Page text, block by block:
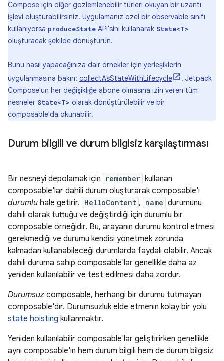
Compose için diğer gözlemlenebilir türleri okuyan bir uzantı
işlevi oluşturabilirsiniz. Uygulamanız özel bir observable sınıfı
kullanıyorsa produceState API'sini kullanarak State<T>
oluşturacak şekilde dönüştürün.
Bunu nasıl yapacağınıza dair örnekler için yerleşiklerin
uygulanmasına bakın: collectAsStateWithLifecycle
. Jetpack
Compose'un her değişikliğe abone olmasına izin veren tüm
nesneler State<T> olarak dönüştürülebilir ve bir
composable'da okunabilir.
Durum bilgili ve durum bilgisiz karşılaştırması
Bir nesneyi depolamak için remember kullanan
composable'lar dahili durum oluşturarak composable'ı
durumlu hale getirir. HelloContent , name durumunu
dahili olarak tuttuğu ve değiştirdiği için durumlu bir
composable örneğidir. Bu, arayanın durumu kontrol etmesi
gerekmediği ve durumu kendisi yönetmek zorunda
kalmadan kullanabileceği durumlarda faydalı olabilir. Ancak
dahili duruma sahip composable'lar genellikle daha az
yeniden kullanılabilir ve test edilmesi daha zordur.
Durumsuz composable, herhangi bir durumu tutmayan
composable'dır. Durumsuzluk elde etmenin kolay bir yolu
state hoisting kullanmaktır.
Yeniden kullanılabilir composable'lar geliştirirken genellikle
aynı composable'ın hem durum bilgili hem de durum bilgisiz